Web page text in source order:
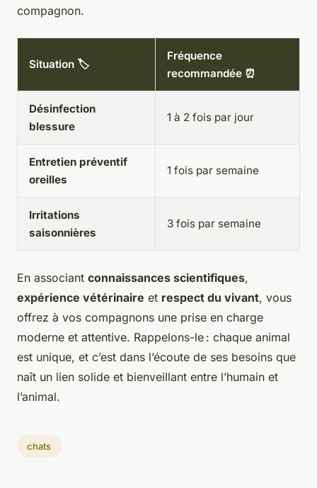
compagnon.
Situation 🏷️
Fréquence
recommandée ⏰
Désinfection
blessure
1 à 2 fois par jour
Entretien préventif
oreilles
1 fois par semaine
Irritations
saisonnières
3 fois par semaine
En associant connaissances scientifiques,
expérience vétérinaire et respect du vivant, vous
offrez à vos compagnons une prise en charge
moderne et attentive. Rappelons-le : chaque animal
est unique, et c’est dans l’écoute de ses besoins que
naît un lien solide et bienveillant entre l’humain et
l’animal.
chats